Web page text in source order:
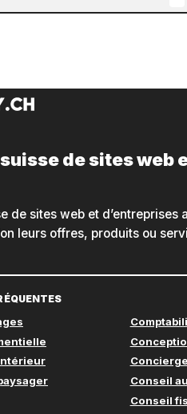
de sites web
de sites web et
leurs offres, produits ou
Conseil
Conseil